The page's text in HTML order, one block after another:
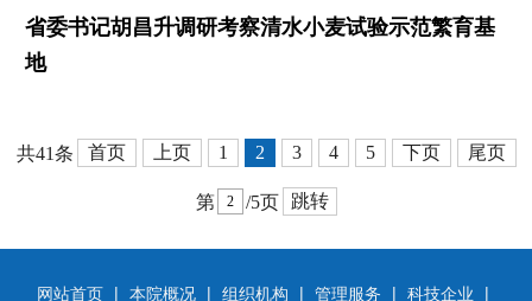
省委书记胡昌升调研考察清水小麦试验示范繁育基
地
共41条 首页 上页 1 2 3 4 5 下页 尾页
第 /5页 跳转
网站首页 | 本院概况 | 组织机构 | 管理服务 | 科技企业 |